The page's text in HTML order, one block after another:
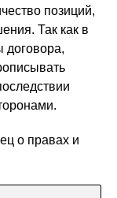
позиций,
Так как в
договора,
о правах и